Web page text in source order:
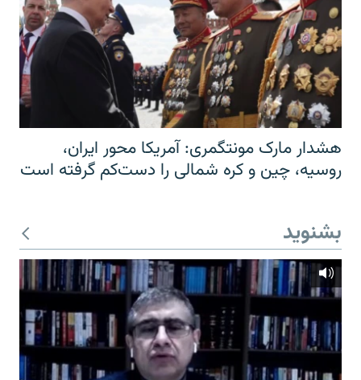
هشدار مارک مونتگمری: آمریکا محور ایران،
روسیه، چین و کره شمالی را دست‌کم گرفته است
بشنوید